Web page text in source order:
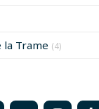
Trame (4)